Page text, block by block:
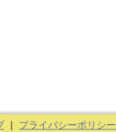
プライバシーポリシー